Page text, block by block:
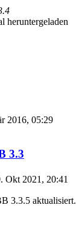
heruntergeladen
2016, 05:29
3.3
Okt 2021, 20:41
3.3.5 aktualisiert.